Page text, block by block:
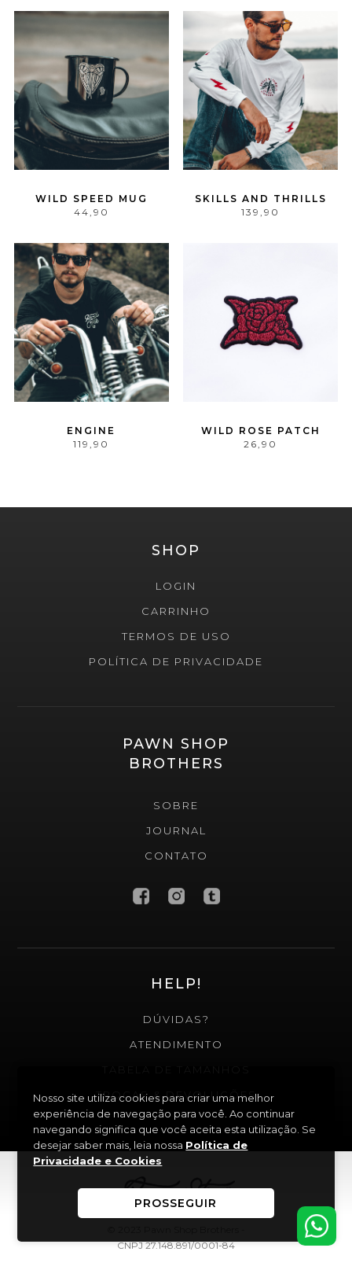
WILD SPEED MUG
44,90
SKILLS AND THRILLS
139,90
ENGINE
119,90
WILD ROSE PATCH
26,90
Nosso site utiliza cookies para criar uma melhor
experiência de navegação para você. Ao continuar
navegando significa que você aceita esta utilização. Se
desejar saber mais, leia nossa Política de
Privacidade e Cookies
PROSSEGUIR
SHOP
LOGIN
CARRINHO
TERMOS DE USO
POLÍTICA DE PRIVACIDADE
PAWN SHOP
BROTHERS
SOBRE
JOURNAL
CONTATO
HELP!
DÚVIDAS?
ATENDIMENTO
TROCAS & DEVOLUÇÕES
CNPJ 27.148.891/0001-84